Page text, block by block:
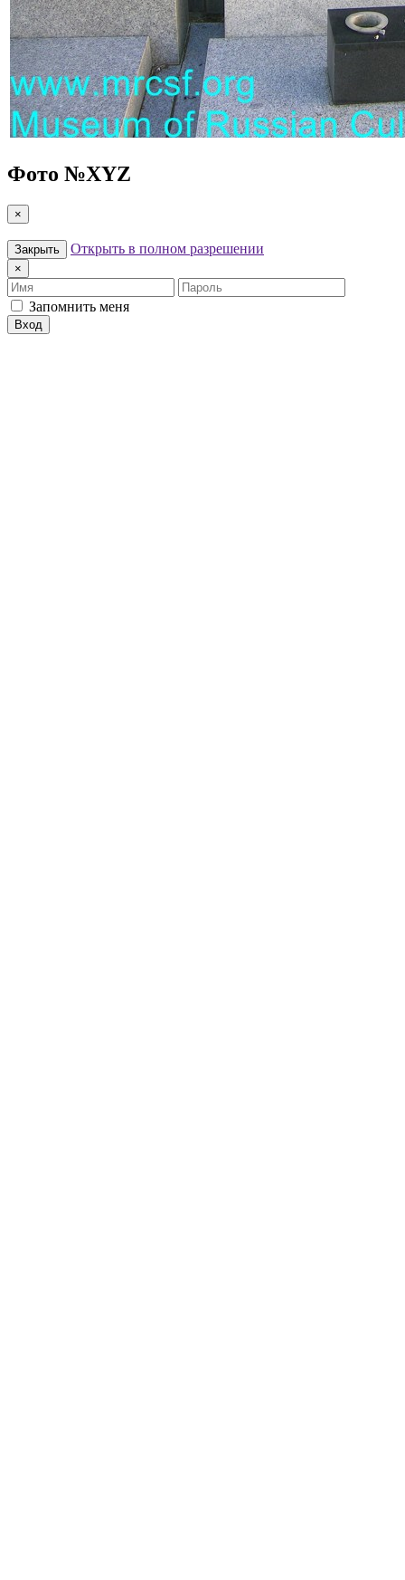
Фото №XYZ
×
Закрыть Открыть в полном разрешении
×
Имя
Пароль
Запомнить меня
Вход